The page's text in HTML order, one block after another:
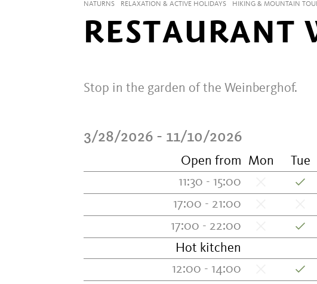
NATURNS RELAXATION & ACTIVE HOLIDAYS HIKING & MOUNTAIN
RESTAURANT
Stop in the garden of the Weinberghof.
3/28/2026 - 11/10/2026
Open from Mon Tue
11:30 - 15:00
17:00 - 21:00
17:00 - 22:00
Hot kitchen
12:00 - 14:00